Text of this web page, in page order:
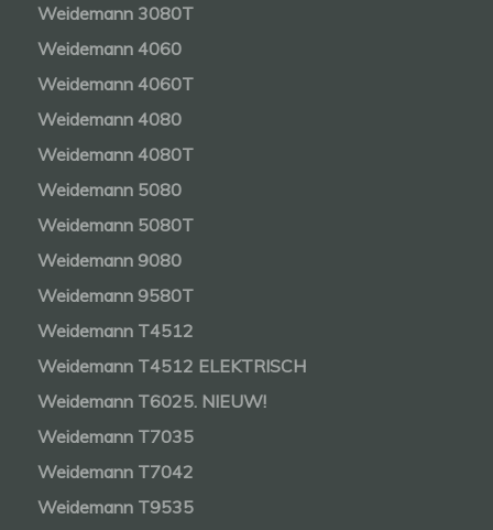
Weidemann 3080T
Weidemann 4060
Weidemann 4060T
Weidemann 4080
Weidemann 4080T
Weidemann 5080
Weidemann 5080T
Weidemann 9080
Weidemann 9580T
Weidemann T4512
Weidemann T4512 ELEKTRISCH
Weidemann T6025. NIEUW!
Weidemann T7035
Weidemann T7042
Weidemann T9535